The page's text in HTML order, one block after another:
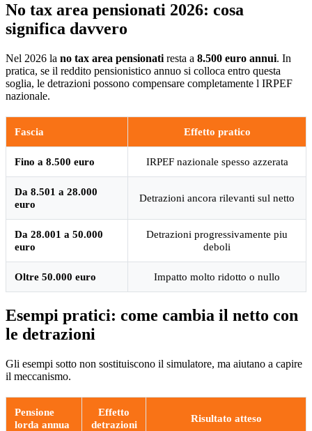
No tax area pensionati 2026: cosa
significa davvero
Nel 2026 la no tax area pensionati resta a 8.500 euro annui. In
pratica, se il reddito pensionistico annuo si colloca entro questa
soglia, le detrazioni possono compensare completamente l IRPEF
nazionale.
Fascia Effetto pratico
Fino a 8.500 euro IRPEF nazionale spesso azzerata
Da 8.501 a 28.000
euro
Detrazioni ancora rilevanti sul netto
Da 28.001 a 50.000
euro
Detrazioni progressivamente piu
deboli
Oltre 50.000 euro Impatto molto ridotto o nullo
Esempi pratici: come cambia il netto con
le detrazioni
Gli esempi sotto non sostituiscono il simulatore, ma aiutano a capire
il meccanismo.
Pensione
lorda annua
Effetto
detrazioni
Risultato atteso